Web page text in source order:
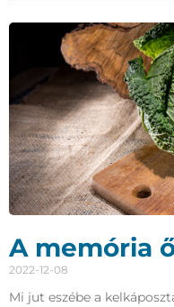
A memória
2022-12-08
Mi jut eszébe a